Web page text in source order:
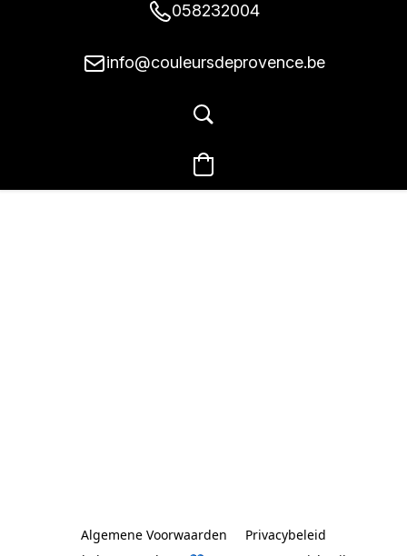
058232004
info@couleursdeprovence.be
Algemene Voorwaarden
Privacybeleid